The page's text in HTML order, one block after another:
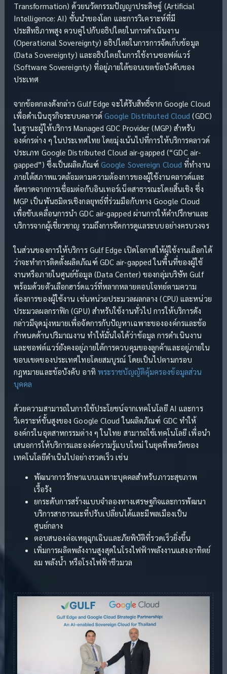
Transformation) ด้วยนวัตกรรมปัญญาประดิษฐ์ (Artificial
Intelligence: AI) ชั้นนำของโลก และการวิเคราะห์ที่มี
ประสิทธิภาพสูง ควบคู่ไปกับอธิปไตยในการดำเนินงาน
(Operational Sovereignty) อธิปไตยในการการจัดเก็บข้อมูล
(Data Sovereignty) และอธิปไตยในการใช้งานซอฟต์แวร์
(Software Sovereignty) ที่อยู่ภายใต้ขอบเขตข้อบังคับของ
ประเทศ
จากข้อตกลงดังกล่าว Gulf Edge จะได้รับสิทธิ์จาก Google Cloud
เพื่อดำเนินธุรกิจระบบคลาวด์ Google Distributed Cloud (GDC)
ในฐานะผู้ให้บริการ Managed GDC Provider (MGP) สำหรับ
องค์กรต่าง ๆ ในประเทศไทย โดยมุ่งเน้นไปที่การให้บริการคลาวด์
ประเภท Google Distributed Cloud air-gapped (“GDC air-
gapped”) ซึ่งเป็นผลิตภัณฑ์ Google Sovereign Cloud ที่ทำงาน
ภายใต้สภาพแวดล้อมตามความต้องการของผู้ใช้งานคลาวด์และ
ตัดขาดจากการเชื่อมต่อกับอินเทอร์เน็ตสาธารณะโดยสิ้นเชิง ซึ่ง
MGP เป็นพันธมิตรเชิงกลยุทธ์ที่ร่วมมือกับทาง Google Cloud
เพื่อขับเคลื่อนการนำ GDC air-gapped ผ่านการให้คำปรึกษาและ
บริการจากผู้เชี่ยวชาญ รวมถึงการจัดการดูแลระบบอย่างครบวงจร
ในส่วนของการให้บริการ Gulf Edge เปิดโอกาสให้ผู้ใช้งานเลือกได้
ว่าจะทำการติดตั้งผลิตภัณฑ์ GDC air-gapped ในพื้นที่ของผู้ใช้
งานหรือภายในศูนย์ข้อมูล (Data Center) ของกลุ่มบริษัท Gulf
พร้อมด้วยตัวเลือกฮาร์ดแวร์ที่หลากหลายตอบโจทย์ตามความ
ต้องการของผู้ใช้งาน เช่นหน่วยประมวลผลกลาง (CPU) และหน่วย
ประมวลผลกราฟิก (GPU) สำหรับใช้งานทั่วไป การให้บริการดัง
กล่าวมีจุดมุ่งหมายเพื่อจัดการกับปัญหาเฉพาะขององค์กรและข้อ
กำหนดด้านปริมาณงาน ทำให้มั่นใจได้ว่าข้อมูล การดำเนินงาน
และซอฟต์แวร์ยังคงอยู่ภายใต้การควบคุมของลูกค้าและอยู่ภายใน
ขอบเขตของประเทศไทยโดยสมบูรณ์ โดยเป็นไปตามกรอบ
กฎหมายและข้อบังคับ อาทิ พระราชบัญญัติคุ้มครองข้อมูลส่วน
บุคคล
ด้วยความสามารถในการใช้ประโยชน์จากเทคโนโลยี AI และการ
วิเคราะห์ขั้นสูงของ Google Cloud ในผลิตภัณฑ์ GDC ทำให้
องค์กรในอุตสาหกรรมต่าง ๆ ในไทย สามารถใช้เทคโนโลยี เพื่อนำ
เสนอการให้บริการและองค์ความรู้แบบใหม่ ในยุคที่พลวัตของ
เทคโนโลยีดำเนินไปอย่างรวดเร็ว เช่น
พัฒนาการรักษาแบบเฉพาะบุคคลสำหรับภาวะสุขภาพ
เรื้อรัง
ยกระดับการสร้างแบบจำลองทางเศรษฐกิจและการพัฒนา
บริการสาธารณะที่ปรับเปลี่ยนได้และมีพลเมืองเป็น
ศูนย์กลาง
ตอบสนองต่อเหตุฉุกเฉินและภัยพิบัติที่รวดเร็วยิ่งขึ้น
เพิ่มการผลิตพลังงานสูงสุดในโรงไฟฟ้าพลังงานแสงอาทิตย์
ลม พลังน้ำ หรือโรงไฟฟ้าชีวมวล